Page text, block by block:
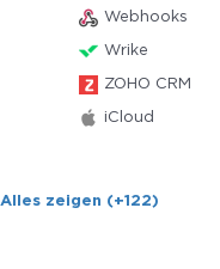
Webhooks
Wrike
ZOHO CRM
iCloud
Alles zeigen (+122)